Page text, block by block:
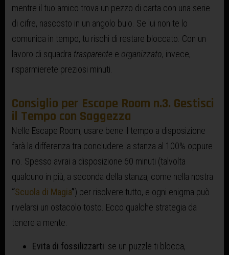
mentre il tuo amico trova un pezzo di carta con una serie
di cifre, nascosto in un angolo buio. Se lui non te lo
comunica in tempo, tu rischi di restare bloccato. Con un
lavoro di squadra trasparente e organizzato, invece,
risparmierete preziosi minuti.
Consiglio per Escape Room n.3. Gestisci
il Tempo con Saggezza
Nelle Escape Room, usare bene il tempo a disposizione
farà la differenza tra concludere la stanza al 100% oppure
no. Spesso avrai a disposizione 60 minuti (talvolta
qualcuno in più, a seconda della stanza, come nella nostra
“Scuola di Magia”) per risolvere tutto, e ogni enigma può
rivelarsi un ostacolo tosto. Ecco qualche strategia da
tenere a mente:
Evita di fossilizzarti: se un puzzle ti blocca,